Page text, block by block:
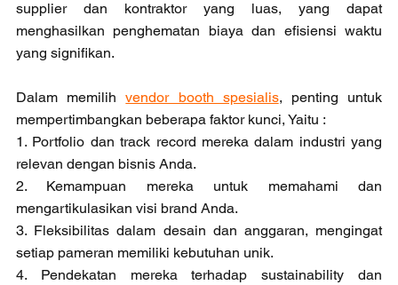
supplier dan kontraktor yang luas, yang dapat
menghasilkan penghematan biaya dan efisiensi waktu
yang signifikan.
Dalam memilih vendor booth spesialis, penting untuk
mempertimbangkan beberapa faktor kunci, Yaitu :
1. Portfolio dan track record mereka dalam industri yang
relevan dengan bisnis Anda.
2. Kemampuan mereka untuk memahami dan
mengartikulasikan visi brand Anda.
3. Fleksibilitas dalam desain dan anggaran, mengingat
setiap pameran memiliki kebutuhan unik.
4. Pendekatan mereka terhadap sustainability dan